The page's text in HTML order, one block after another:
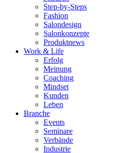
Step-by-Steps
Fashion
Salondesign
Salonkonzepte
Produktnews
Work & Life
Erfolg
Meinung
Coaching
Mindset
Kunden
Leben
Branche
Events
Seminare
Verbände
Industrie